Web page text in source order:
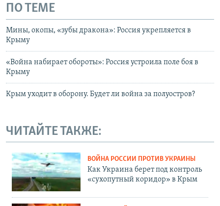
ПО ТЕМЕ
Мины, окопы, «зубы дракона»: Россия укрепляется в
Крыму
«Война набирает обороты»: Россия устроила поле боя в
Крыму
Крым уходит в оборону. Будет ли война за полуостров?
ЧИТАЙТЕ ТАКЖЕ:
ВОЙНА РОССИИ ПРОТИВ УКРАИНЫ
Как Украина берет под контроль
«сухопутный коридор» в Крым